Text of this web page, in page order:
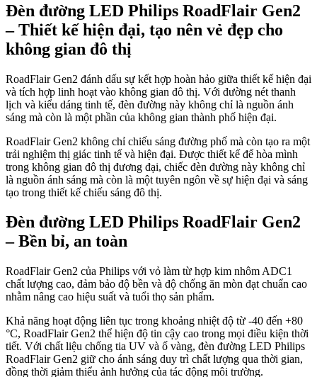
Đèn đường LED Philips RoadFlair Gen2
– Thiết kế hiện đại, tạo nên vẻ đẹp cho
không gian đô thị
RoadFlair Gen2 đánh dấu sự kết hợp hoàn hảo giữa thiết kế hiện đại
và tích hợp linh hoạt vào không gian đô thị. Với đường nét thanh
lịch và kiểu dáng tinh tế, đèn đường này không chỉ là nguồn ánh
sáng mà còn là một phần của không gian thành phố hiện đại.
RoadFlair Gen2 không chỉ chiếu sáng đường phố mà còn tạo ra một
trải nghiệm thị giác tinh tế và hiện đại. Được thiết kế để hòa mình
trong không gian đô thị đương đại, chiếc đèn đường này không chỉ
là nguồn ánh sáng mà còn là một tuyên ngôn về sự hiện đại và sáng
tạo trong thiết kế chiếu sáng đô thị.
Đèn đường LED Philips RoadFlair Gen2
– Bền bỉ, an toàn
RoadFlair Gen2 của Philips với vỏ làm từ hợp kim nhôm ADC1
chất lượng cao, đảm bảo độ bền và độ chống ăn mòn đạt chuẩn cao
nhằm nâng cao hiệu suất và tuổi thọ sản phẩm.
Khả năng hoạt động liên tục trong khoảng nhiệt độ từ -40 đến +80
°C, RoadFlair Gen2 thể hiện độ tin cậy cao trong mọi điều kiện thời
tiết. Với chất liệu chống tia UV và ố vàng, đèn đường LED Philips
RoadFlair Gen2 giữ cho ánh sáng duy trì chất lượng qua thời gian,
đồng thời giảm thiểu ảnh hưởng của tác động môi trường.